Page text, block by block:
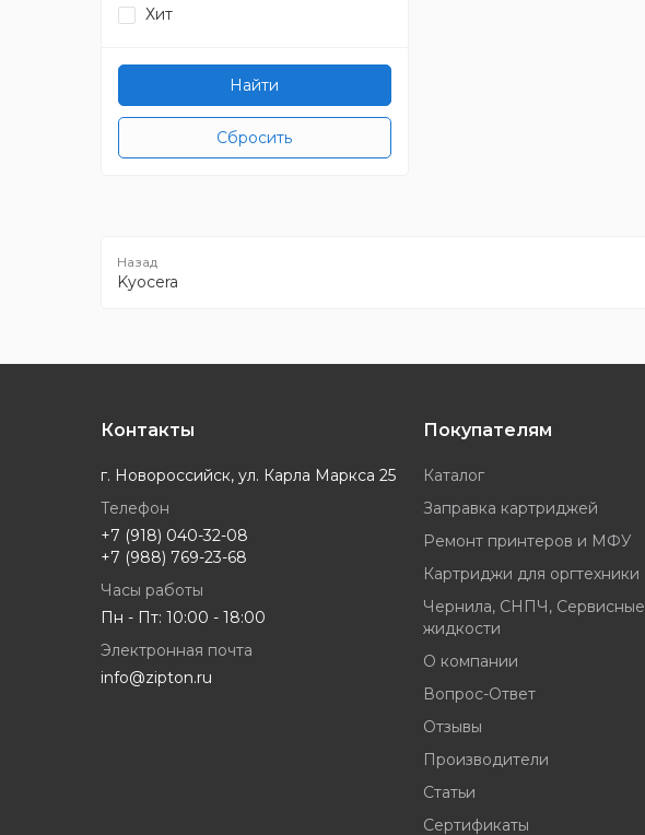
Хит
Найти
Сбросить
Kyocera
Контакты
г. Новороссийск, ул. Карла Маркса 25
Телефон
+7 (918) 040-32-08
+7 (988) 769-23-68
Часы работы
Пн - Пт: 10:00 - 18:00
Электронная почта
info@zipton.ru
Покупателям
Каталог
Заправка картриджей
Ремонт принтеров и МФУ
Картриджи для оргтехники
Чернила, СНПЧ, Сервисные
жидкости
О компании
Вопрос-Ответ
Отзывы
Производители
Статьи
Сертификаты